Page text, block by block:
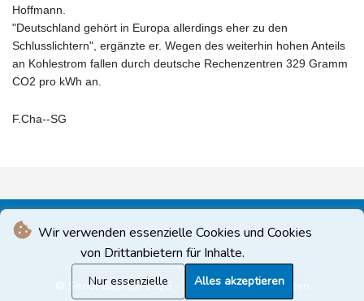
Wir verwenden essenzielle Cookies und Cookies
von Drittanbietern für Inhalte.
Nur essenzielle Alles akzeptieren
Hoffmann.
"Deutschland gehört in Europa allerdings eher zu den
Schlusslichtern", ergänzte er. Wegen des weiterhin hohen Anteils
an Kohlestrom fallen durch deutsche Rechenzentren 329 Gramm
CO2 pro kWh an.
F.Cha--SG
© Seoul Gazette 2026 - Alle Rechte vorbehalten